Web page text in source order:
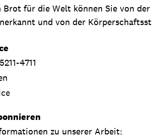
Brot für die Welt können Sie von
und von der
4711
zu unserer Arbeit: